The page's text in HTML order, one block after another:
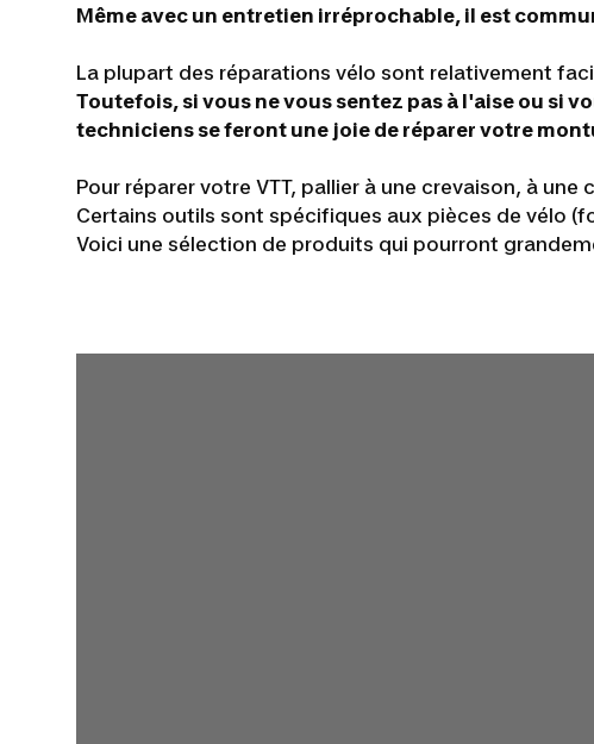
Même avec un entretien irréprochable, il est
La plupart des réparations vélo sont relativement
Toutefois, si vous ne vous sentez pas à l'aise ou si
techniciens se feront une joie de réparer votre
Pour réparer votre VTT, pallier à une crevaison, à
Certains outils sont spécifiques aux pièces de vélo
Voici une sélection de produits qui pourront